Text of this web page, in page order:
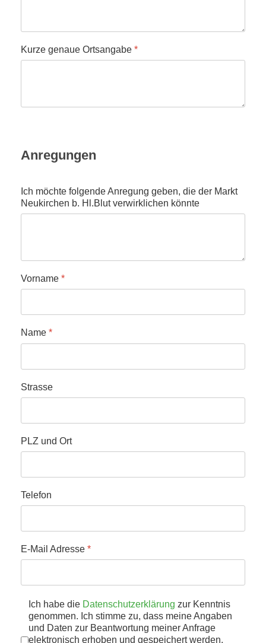
Kurze genaue Ortsangabe *
Anregungen
Ich möchte folgende Anregung geben, die der Markt
Neukirchen b. Hl.Blut verwirklichen könnte
Vorname *
Name *
Strasse
PLZ und Ort
Telefon
E-Mail Adresse *
Datenschutz*
Ich habe die Datenschutzerklärung zur Kenntnis
genommen. Ich stimme zu, dass meine Angaben
und Daten zur Beantwortung meiner Anfrage
elektronisch erhoben und gespeichert werden.